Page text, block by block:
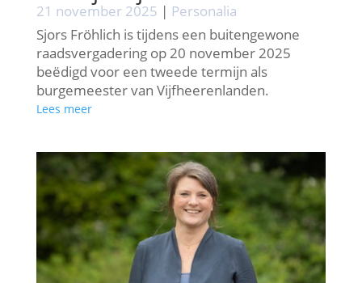
21 november 2025 | Personalia
Sjors Fröhlich is tijdens een buitengewone
raadsvergadering op 20 november 2025
beëdigd voor een tweede termijn als
burgemeester van Vijfheerenlanden.
Lees meer